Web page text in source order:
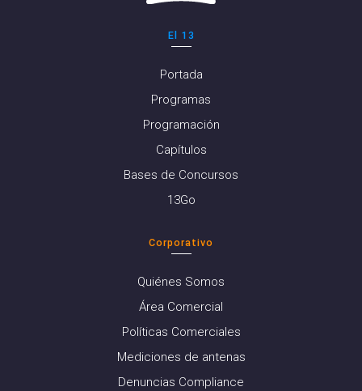
El 13
Portada
Programas
Programación
Capítulos
Bases de Concursos
13Go
Corporativo
Quiénes Somos
Área Comercial
Políticas Comerciales
Mediciones de antenas
Denuncias Compliance